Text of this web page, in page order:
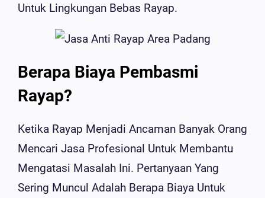
Untuk Lingkungan Bebas Rayap.
Berapa Biaya Pembasmi
Rayap?
Ketika Rayap Menjadi Ancaman Banyak Orang
Mencari Jasa Profesional Untuk Membantu
Mengatasi Masalah Ini. Pertanyaan Yang
Sering Muncul Adalah Berapa Biaya Untuk